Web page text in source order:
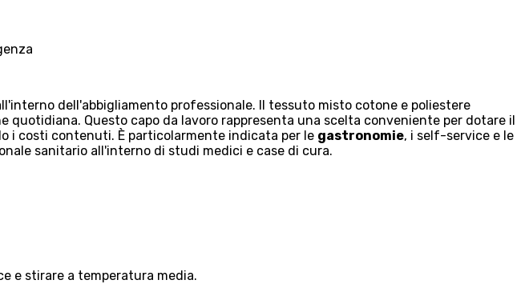
dell'abbigliamento professionale. Il tessuto misto cotone e poliestere
Questo capo da lavoro rappresenta una scelta conveniente per dotare il
i costi contenuti. È particolarmente indicata per le gastronomie, i self-service e le
sanitario all'interno di studi medici e case di cura.
e stirare a temperatura media.